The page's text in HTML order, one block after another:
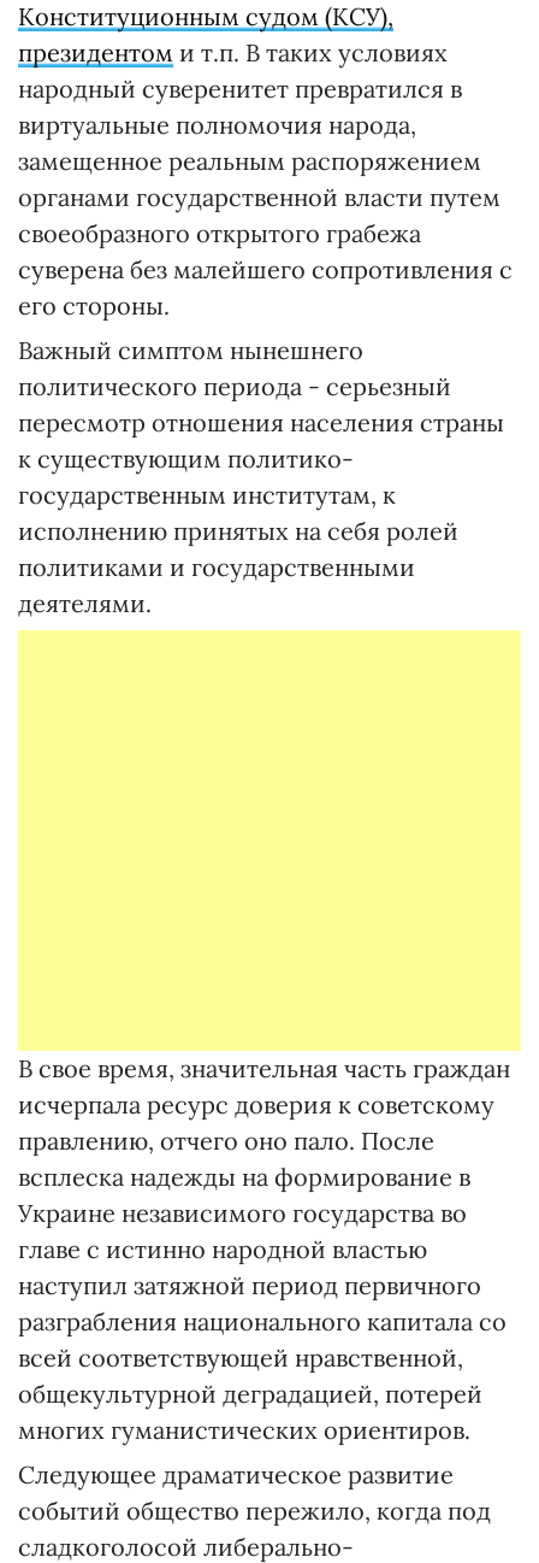
Конституционным судом (КСУ),
президентом и т.п. В таких условиях
народный суверенитет превратился в
виртуальные полномочия народа,
замещенное реальным распоряжением
органами государственной власти путем
своеобразного открытого грабежа
суверена без малейшего сопротивления с
его стороны.
Важный симптом нынешнего
политического периода - серьезный
пересмотр отношения населения страны
к существующим политико-
государственным институтам, к
исполнению принятых на себя ролей
политиками и государственными
деятелями.
В свое время, значительная часть граждан
исчерпала ресурс доверия к советскому
правлению, отчего оно пало. После
всплеска надежды на формирование в
Украине независимого государства во
главе с истинно народной властью
наступил затяжной период первичного
разграбления национального капитала со
всей соответствующей нравственной,
общекультурной деградацией, потерей
многих гуманистических ориентиров.
Следующее драматическое развитие
событий общество пережило, когда под
сладкоголосой либерально-